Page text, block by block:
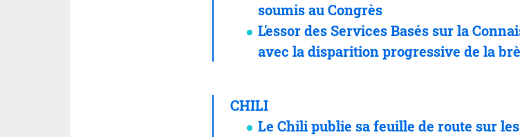
soumis au Congrès
L'essor des Services Basés sur la
avec la disparition progressive de la
CHILI
Le Chili publie sa feuille de route sur